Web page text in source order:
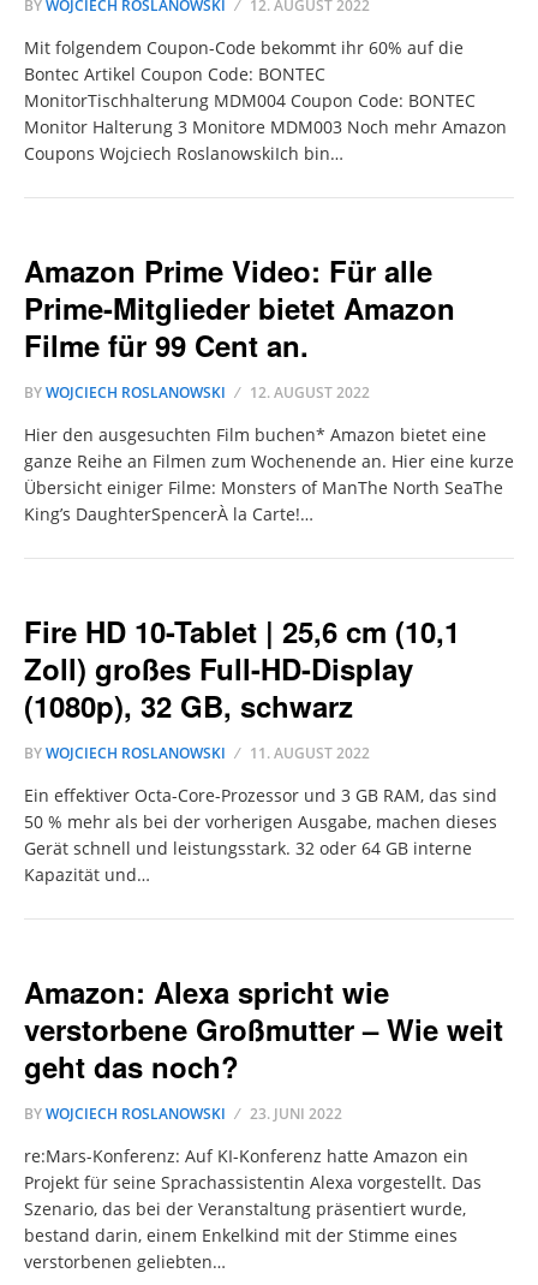
BYWOJCIECH ROSLANOWSKI 12. AUGUST 2022
Mit folgendem Coupon-Code bekommt ihr 60% auf die
Bontec Artikel Coupon Code: BONTEC
MonitorTischhalterung MDM004 Coupon Code: BONTEC
Monitor Halterung 3 Monitore MDM003 Noch mehr Amazon
Coupons Wojciech RoslanowskiIch bin…
Amazon Prime Video: Für alle
Prime-Mitglieder bietet Amazon
Filme für 99 Cent an.
BYWOJCIECH ROSLANOWSKI 12. AUGUST 2022
Hier den ausgesuchten Film buchen* Amazon bietet eine
ganze Reihe an Filmen zum Wochenende an. Hier eine kurze
Übersicht einiger Filme: Monsters of ManThe North SeaThe
King’s DaughterSpencerÀ la Carte!…
Fire HD 10-Tablet | 25,6 cm (10,1
Zoll) großes Full-HD-Display
(1080p), 32 GB, schwarz
BYWOJCIECH ROSLANOWSKI 11. AUGUST 2022
Ein effektiver Octa-Core-Prozessor und 3 GB RAM, das sind
50 % mehr als bei der vorherigen Ausgabe, machen dieses
Gerät schnell und leistungsstark. 32 oder 64 GB interne
Kapazität und…
Amazon: Alexa spricht wie
verstorbene Großmutter – Wie weit
geht das noch?
BYWOJCIECH ROSLANOWSKI 23. JUNI 2022
re:Mars-Konferenz: Auf KI-Konferenz hatte Amazon ein
Projekt für seine Sprachassistentin Alexa vorgestellt. Das
Szenario, das bei der Veranstaltung präsentiert wurde,
bestand darin, einem Enkelkind mit der Stimme eines
verstorbenen geliebten…